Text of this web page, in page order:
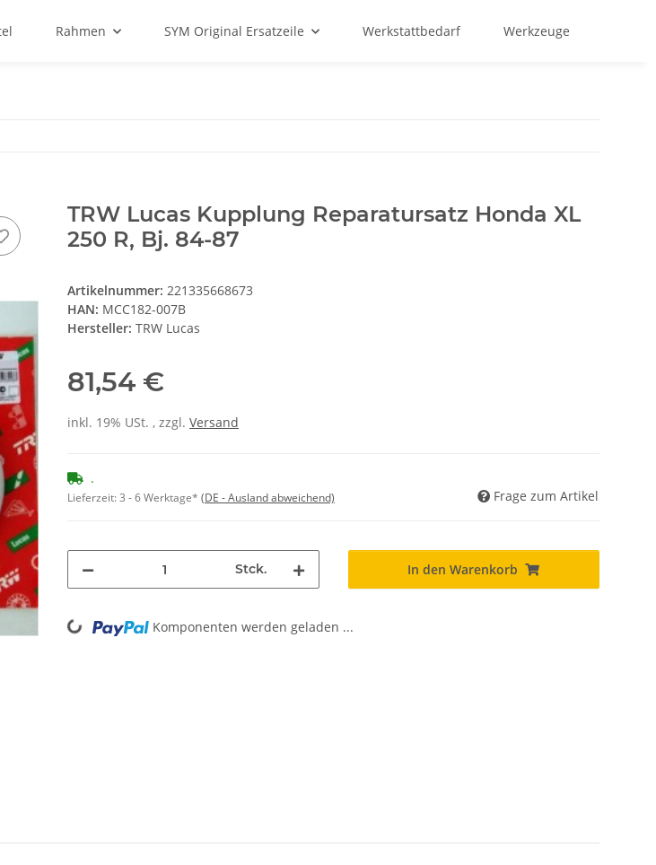
Rahmen SYM Original Ersatzeile Werkstattbedarf Werkzeuge
TRW Lucas Kupplung Reparatursatz Honda XL
250 R, Bj. 84-87
Artikelnummer: 221335668673
HAN: MCC182-007B
Hersteller: TRW Lucas
81,54 €
inkl. 19% USt. , zzgl. Versand
.
Lieferzeit:3 - 6 Werktage* (DE - Ausland abweichend) Frage zum Artikel
Stck. In den Warenkorb
Loading... Komponenten werden geladen ...